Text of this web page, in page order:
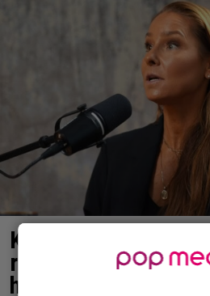
Karita Tykän ja
rakkaus kukoistaa
hempeilyä ja leveitä